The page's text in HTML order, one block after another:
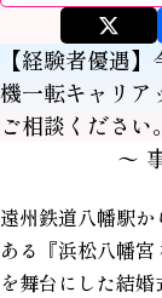
【経験者優遇
機一転キャリア
ご相談ください。
〜
遠州鉄道八幡駅
ある『浜松八幡
を舞台にした結